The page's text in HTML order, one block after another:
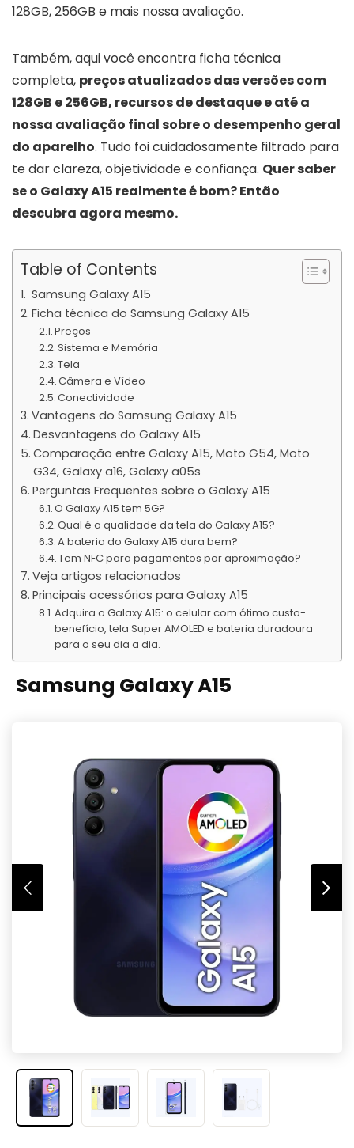
128GB, 256GB e mais nossa avaliação.
Também, aqui você encontra ficha técnica
completa, preços atualizados das versões com
128GB e 256GB, recursos de destaque e até a
nossa avaliação final sobre o desempenho geral
do aparelho. Tudo foi cuidadosamente filtrado para
te dar clareza, objetividade e confiança. Quer saber
se o Galaxy A15 realmente é bom? Então
descubra agora mesmo.
Table of Contents
Samsung Galaxy A15
Ficha técnica do Samsung Galaxy A15
Preços
Sistema e Memória
Tela
Câmera e Vídeo
Conectividade
Vantagens do Samsung Galaxy A15
Desvantagens do Galaxy A15
Comparação entre Galaxy A15, Moto G54, Moto
G34, Galaxy a16, Galaxy a05s
Perguntas Frequentes sobre o Galaxy A15
O Galaxy A15 tem 5G?
Qual é a qualidade da tela do Galaxy A15?
A bateria do Galaxy A15 dura bem?
Tem NFC para pagamentos por aproximação?
Veja artigos relacionados
Principais acessórios para Galaxy A15
Adquira o Galaxy A15: o celular com ótimo custo-
benefício, tela Super AMOLED e bateria duradoura
para o seu dia a dia.
Samsung Galaxy A15